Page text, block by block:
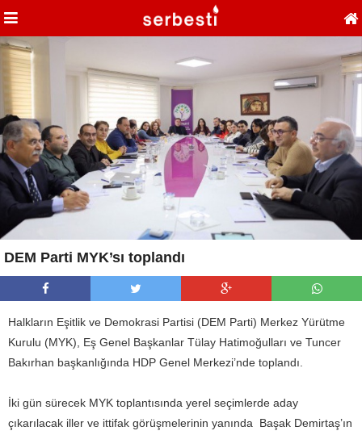
DEM Parti MYK’sı toplandı
Halkların Eşitlik ve Demokrasi Partisi (DEM Parti) Merkez Yürütme
Kurulu (MYK), Eş Genel Başkanlar Tülay Hatimoğulları ve Tuncer
Bakırhan başkanlığında HDP Genel Merkezi’nde toplandı.
İki gün sürecek MYK toplantısında yerel seçimlerde aday
çıkarılacak iller ve ittifak görüşmelerinin yanında Başak Demirtaş’ın